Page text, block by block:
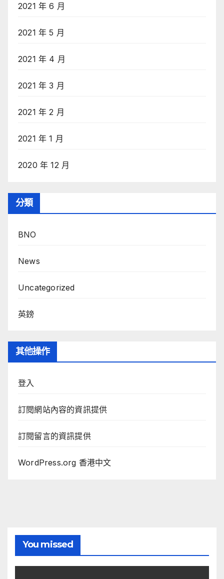
2021 年 6 月
2021 年 5 月
2021 年 4 月
2021 年 3 月
2021 年 2 月
2021 年 1 月
2020 年 12 月
分類
BNO
News
Uncategorized
英鎊
其他操作
登入
訂閱網站內容的資訊提供
訂閱留言的資訊提供
WordPress.org 香港中文
You missed